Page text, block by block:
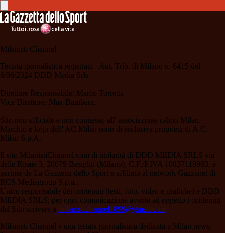
Milanisti Channel
Testata giornalistica registrata - Aut. Trib. di Milano n. 6415 del
6/06/2024 DDD Media Srls
Direttore Responsabile: Marco Torretta
Vice Direttore: Max Bambara.
Sito non ufficiale e non connesso all' associazione calcio Milan.
Marchio e logo dell' AC Milan sono di esclusiva proprietà di A.C.
Milan S.p.A.
Il sito MilanistiChannel.com di titolarità di DDD MEDIA SRLS via
delle Risaie 3, 20079 Basiglio (Milano), C.F./P.IVA 10837110963, è
partner de La Gazzetta dello Sport e affiliato al network Gazzanet di
RCS Mediagroup S.p.a..
Unico responsabile dei contenuti (testi, foto, video e grafiche) è DDD
MEDIA SRLS; per ogni comunicazione avente ad oggetto i contenuti
del Sito scrivere a milanistichannel1899@gmail.com
Milanisti Channel è una testata giornalistica dedicata a Milan news,